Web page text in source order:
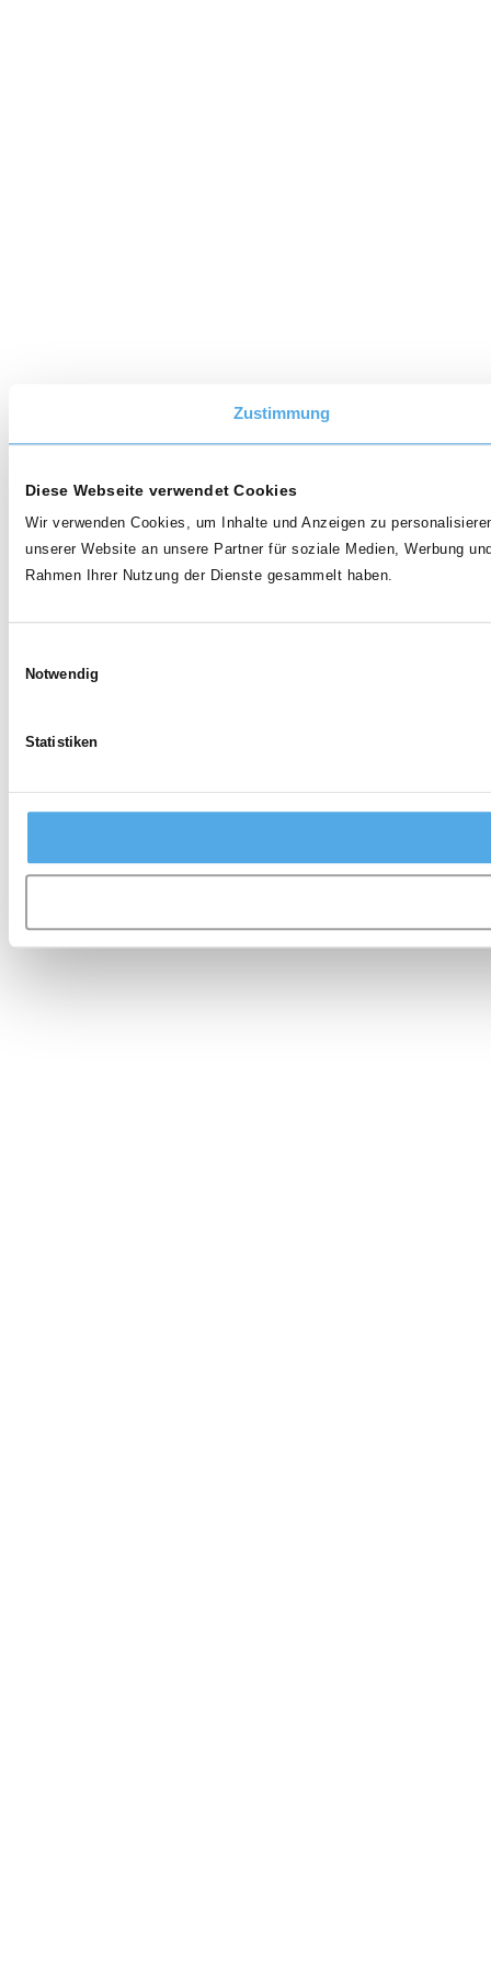
Zustimmung
Diese Webseite verwendet Cookies
Wir verwenden Cookies, um Inhalte und Anzeigen zu
unserer Website an unsere Partner für soziale Medien, Werbung
Rahmen Ihrer Nutzung der Dienste gesammelt haben.
Notwendig
Statistiken